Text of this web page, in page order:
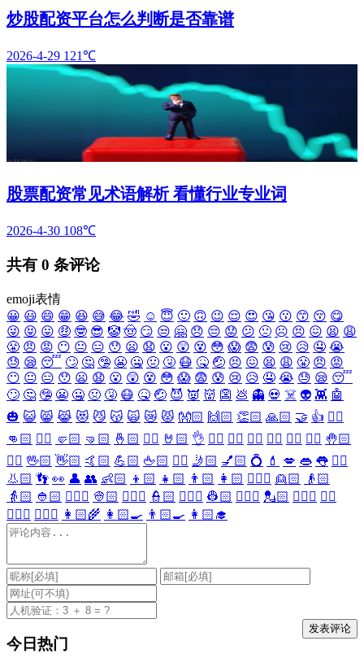
炒股配资平台怎么判断是否靠谱
2026-4-29 121℃
股票配资常见术语解析 看懂行业专业词
2026-4-30 108℃
共有 0 条评论
emoji表情
😀 😃 😄 😁 😆 😅 😂 🤣 ☺️ 😇 🙂 🙃 😉 😌 😍 😘 😗 😙 😚 😋
😜 😝 😛 🤑 🤓 😎 🤡 🤠 😏 😒 🤗 😞 😔 😟 😕 🙁 ☹️ 😣 😖 😫 😩
😤 😠 😡 😶 😐 😑 😯 😦 😧 😮 😲 😵 😳 😱 😨 😰 😢 😥 🤤 😭
😓 😪 😴 🙄 🤔 🤥 😬 🤐 🤢 🤧 😷 🤒 🤕 😣 😖 😫 😩 😤 😠 😡
😶 😐 😑 😯 😦 😧 😮 😲 😵 😳 😱 😨 😰 😢 😥 🤤 😭 😓 😪 😴
🙄 🤔 🤥 😬 🤐 🤢 🤧 😷 🤒 🤕 😈 👿 👹 👺 💩 👻 💀 ☠️ 👽 👾 🤖
🎃 😺 😸 😹 😻 😼 😽 🙀 😿 😾 👐🏻 🙌🏻 👏🏻 🙏🏻 🤝 👍 👎🏻
👊🏻 ✊🏻 🤛🏻 🤜🏻 🤞🏻 ✌🏻 🤘🏻 👌 👈🏻 👉🏻 👆🏻 👇🏻 ☝🏻 ✋🏻 🤚🏻
🖐🏻 🖖🏻 👋🏻 🤙🏻 💪🏻 🖕🏻 ✍🏻 🤳🏻 💅🏻 💍 💄 💋 👄 👅 👂🏻
👃🏻 👣 👀 👤 👥 👶🏻 👦🏻 👧🏻 👨🏻 👩🏻 👱🏻‍♀️ 👱🏻
👴🏻
👵🏻 👲🏻 👳🏻‍♀️ 👳🏻 👮🏻‍♀️ 👮🏻 👷🏻‍♀️ 👷🏻 💂🏻‍♀️ 💂🏻 🕵🏻‍♀️ 🕵🏻
👩🏻‍⚕️ 👨🏻‍⚕️ 👩🏻‍🌾 👩🏻‍🍳 👨🏻‍🍳 👩🏻‍🎓
今日热门